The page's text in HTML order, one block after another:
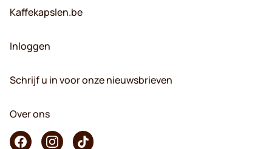
Kaffekapslen.be
Inloggen
Schrijf u in voor onze nieuwsbrieven
Over ons